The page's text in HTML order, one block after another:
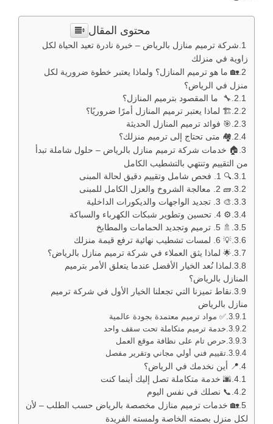
محتوى المقال
شركة ترميم منازل بالرياض – خبرة نادرة تعيد الحياة لكل
زاوية في منزلك
🏡 ما هو ترميم المنازل؟ ولماذا يعتبر خطوة ضرورية لكل
منزل في الرياض؟
🔧 ما المقصود بترميم المنازل؟
🏗️ لماذا يعتبر ترميم المنازل أمرًا ضروريًا؟
🎯 فوائد ترميم المنازل الحديثة
🏘️ متى تحتاج إلى ترميم منزلك؟
🏠 خدمات شركة ترميم منازل بالرياض – حلول شاملة تبدأ
من التقييم وتنتهي بالتشطيب الكامل
🔍 1. فحص شامل وتقييم دقيق لحالة المبنى
🧱 2. معالجة الشروخ والعزل الكامل للمبنى
🎨 3. تجديد الواجهات والديكورات الداخلية
⚙️ 4. تحسين وتطوير شبكات الكهرباء والسباكة
🚿 5. ترميم وتجديد الحمامات والمطابخ
💡 6. لمسات تشطيب نهائية ترفع قيمة منزلك
🌟 لماذا يثق العملاء في شركة ترميم منازل بالرياض؟
لماذا نُعد الخيار الأفضل عندما يتعلق الأمر بترميم
المنازل بالرياض؟
نقاط تميزنا التي تجعلنا الخيار الأول في شركة ترميم
منازل بالرياض
✅ مواد ترميم معتمدة بجودة عالمية
خدمة ترميم متكاملة تحت سقف واحد
حرص تام على نظافة موقع العمل
تقييم فني أولي مجاني وتقرير مفصل
📍 أين نخدمك في الرياض؟
🌆 خدمة متكاملة تصل إليك أينما كنت
📞 نصلك في نفس اليوم
🏡 خدمات ترميم منازل مخصصة بالرياض حسب الطلب – لأن
لكل منزل بصمته الخاصة ولمسته الفريدة